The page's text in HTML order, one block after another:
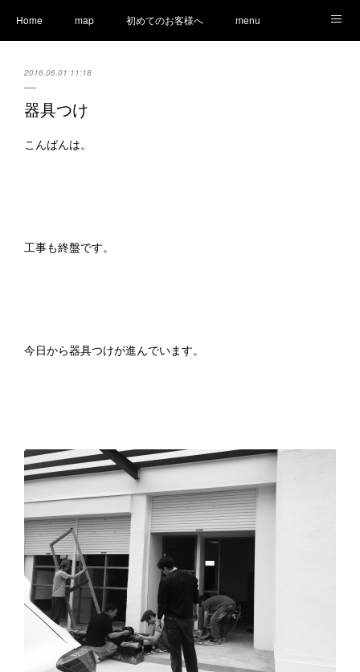
Home map 初めてのお客様へ menu
2016.06.01 11:18
器具つけ
こんばんは。
工事も終盤です。
今日から器具つけが進んでいます。